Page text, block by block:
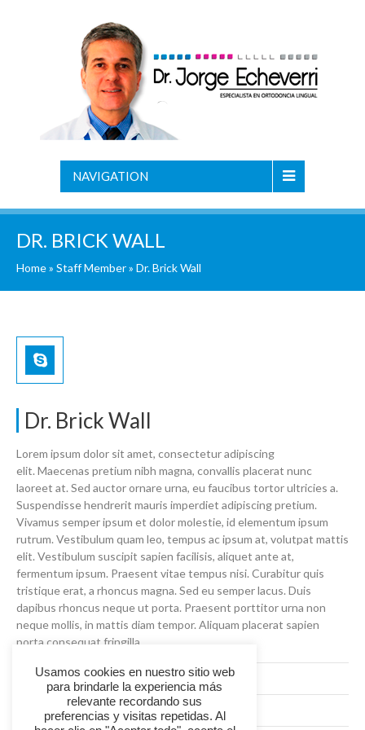
NAVIGATION
DR. BRICK WALL
Home» Staff Member» Dr. Brick Wall
Dr. Brick Wall
Lorem ipsum dolor sit amet, consectetur adipiscing
elit. Maecenas pretium nibh magna, convallis placerat nunc
laoreet at. Sed auctor ornare urna, eu faucibus tortor ultricies a.
Suspendisse hendrerit mauris imperdiet adipiscing pretium.
Vivamus semper ipsum et dolor molestie, id elementum ipsum
rutrum. Vestibulum quam leo, tempus ac ipsum at, volutpat mattis
elit. Vestibulum suscipit sapien facilisis, aliquet ante at,
fermentum ipsum. Praesent vitae tempus nisi. Curabitur quis
tristique erat, a rhoncus magna. Sed eu semper lacus. Duis
dapibus rhoncus neque ut porta. Praesent porttitor urna non
neque mollis, in mattis diam tempor. Aliquam placerat sapien
porta consequat fringilla.
Departments: Addiction Recovery
: Dermatologist
Usamos cookies en nuestro sitio web
para brindarle la experiencia más
relevante recordando sus
preferencias y visitas repetidas. Al